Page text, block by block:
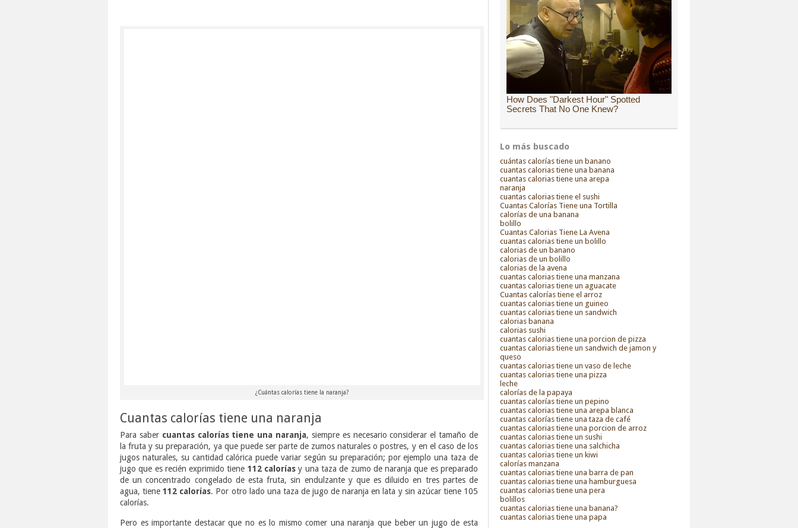
¿Cuántas calorías tiene la naranja?
Cuantas calorías tiene una naranja
Para saber cuantas calorías tiene una naranja, siempre es necesario considerar el tamaño de
la fruta y su preparación, ya que puede ser parte de zumos naturales o postres, y en el caso de los
jugos naturales, su cantidad calórica puede variar según su preparación; por ejemplo una taza de
jugo que es recién exprimido tiene 112 calorías y una taza de zumo de naranja que es preparado
de un concentrado congelado de esta fruta, sin endulzante y que es diluido en tres partes de
agua, tiene112 calorías. Por otro lado una taza de jugo de naranja en lata y sin azúcar tiene 105
calorías.
Pero es importante destacar que no es lo mismo comer una naranja que beber un jugo de esta
Lo más buscado
cuántas calorías tiene un banano
cuantas calorias tiene una banana
cuantas calorias tiene una arepa
naranja
cuantas calorias tiene el sushi
Cuantas Calorías Tiene una Tortilla
calorías de una banana
bolillo
Cuantas Calorias Tiene La Avena
cuantas calorias tiene un bolillo
calorias de un banano
calorias de un bolillo
calorias de la avena
cuantas calorias tiene una manzana
cuantas calorias tiene un aguacate
Cuantas calorías tiene el arroz
cuantas calorias tiene un guineo
cuantas calorias tiene un sandwich
calorias banana
calorias sushi
cuantas calorias tiene una porcion de pizza
cuantas calorias tiene un sandwich de jamon y
queso
cuantas calorias tiene un vaso de leche
cuantas calorias tiene una pizza
leche
calorías de la papaya
cuantas calorías tiene un pepino
cuantas calorias tiene una arepa blanca
cuantas calorías tiene una taza de café
cuantas calorias tiene una porcion de arroz
cuantas calorias tiene un sushi
cuantas calorias tiene una salchicha
cuantas calorias tiene un kiwi
calorías manzana
cuantas calorias tiene una barra de pan
cuantas calorias tiene una hamburguesa
cuantas calorias tiene una pera
bolillos
cuantas calorias tiene una banana?
cuantas calorias tiene una papa